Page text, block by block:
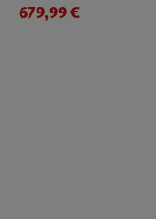
679,99 €